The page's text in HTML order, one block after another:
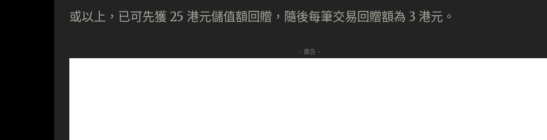
或以上，已可先獲 25 港元儲值額回贈，隨後每筆交易回贈額為 3 港元。
- 廣告 -